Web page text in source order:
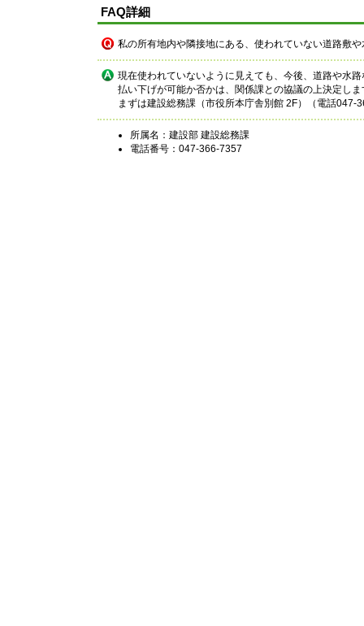
FAQ詳細
私の所有地内や隣接地にある、使われていない道路敷
現在使われていないように見えても、今後、道路や水
払い下げが可能か否かは、関係課との協議の上決定しま
まずは建設総務課（市役所本庁舎別館 2F）（電話
所属名：建設部 建設総務課
電話番号：047-366-7357